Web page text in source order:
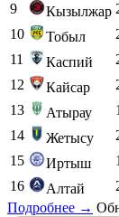
9
Кызылжар
10
Тобыл
11
Каспий
12
Кайсар
13
Атырау
14
Жетысу
15
Иртыш
16
Алтай
Подробнее →